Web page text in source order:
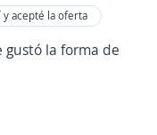
y acepté la oferta
la forma de